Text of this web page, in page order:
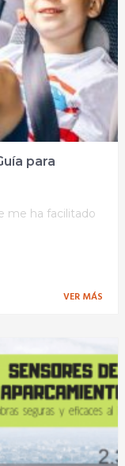
para
me ha facilitado
VER MÁS